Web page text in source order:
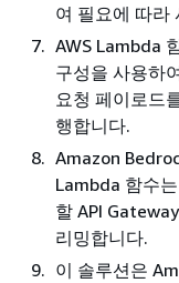
여 필요에 따라
AWS Lambda
구성을 사용하
요청 페이로드
행합니다.
Amazon
Lambda 함수
할 API
리밍합니다.
이 솔루션은